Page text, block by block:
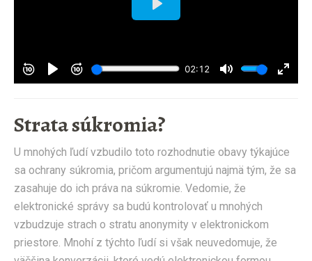
Strata súkromia?
U mnohých ľudí vzbudilo toto rozhodnutie obavy týkajúce
sa ochrany súkromia, pričom argumentujú najmä tým, že sa
zasahuje do ich práva na súkromie. Vedomie, že
elektronické správy sa budú kontrolovať u mnohých
vzbudzuje strach o stratu anonymity v elektronickom
priestore. Mnohí z týchto ľudí si však neuvedomuje, že